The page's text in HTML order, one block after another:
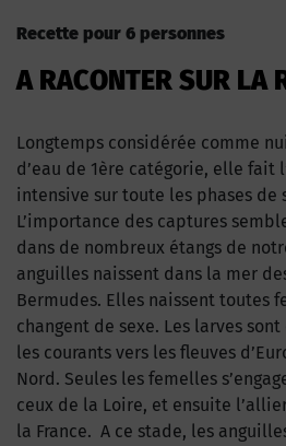
Recette pour 6 personnes
A RACONTER SUR LA
Longtemps considérée comme
d’eau de 1ère catégorie, elle fait
intensive sur toute les phases de
L’importance des captures
dans de nombreux étangs de
anguilles naissent dans la mer
Bermudes. Elles naissent toutes
changent de sexe. Les larves
les courants vers les fleuves
Nord. Seules les femelles
ceux de la Loire, et ensuite
la France. A ce stade, les